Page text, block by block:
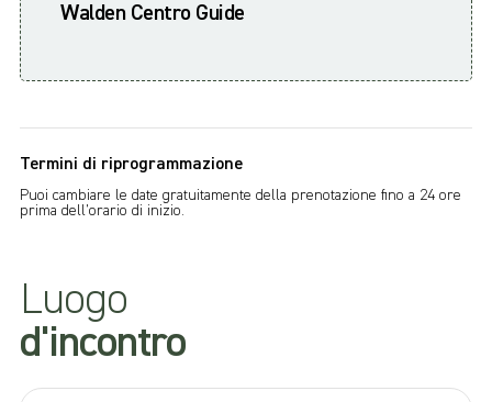
Walden Centro Guide
Termini di riprogrammazione
Puoi cambiare le date gratuitamente della prenotazione fino a 24 ore
prima dell’orario di inizio.
Luogo
d'incontro